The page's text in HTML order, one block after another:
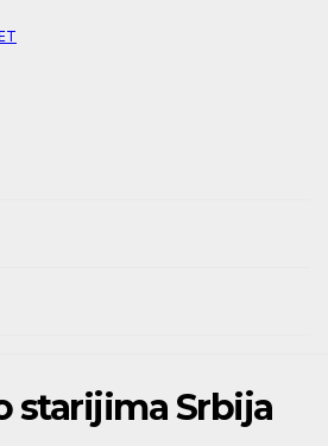
starijima Srbija